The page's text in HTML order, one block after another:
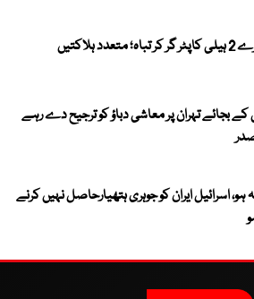
ہلاکتیں
کے بجائے تہران پر معاشی دباؤ کو ترجیح دے رہے
ہو، اسرائیل ایران کو جوہری ہتھیارحاصل نہیں کرنے